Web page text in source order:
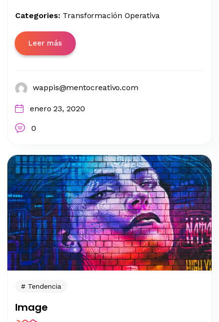
Categories: Transformación Operativa
Leer más
wappis@mentocreativo.com
enero 23, 2020
0
Tendencia
Image